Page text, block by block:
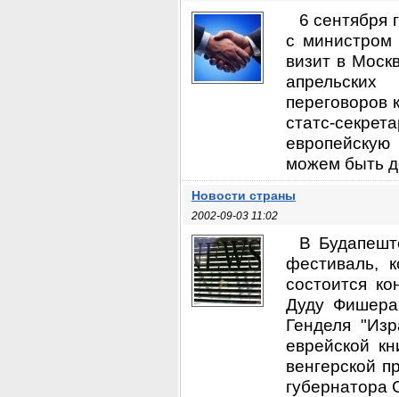
6 сентября
с
визит в
переговоров
статс-
можем быть
Новости страны
2002-09-03 11:02
В
фестиваль,
состоится
Дуду
Генделя
еврейской
венгерской
губернатора